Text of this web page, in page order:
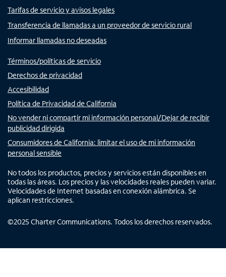
Tarifas de servicio y avisos legales
Transferencia de llamadas a un proveedor de servicio rural
Informar llamadas no deseadas
Términos/políticas de servicio
Derechos de privacidad
Accesibilidad
Política de Privacidad de California
No vender ni compartir mi información personal/Dejar de recibir
publicidad dirigida
Consumidores de California: limitar el uso de mi información
personal sensible
No todos los productos, precios y servicios están disponibles en
todas las áreas. Los precios y las velocidades reales pueden variar.
Velocidades de Internet basadas en conexión alámbrica. Se
aplican restricciones.
©2025 Charter Communications. Todos los derechos reservados.